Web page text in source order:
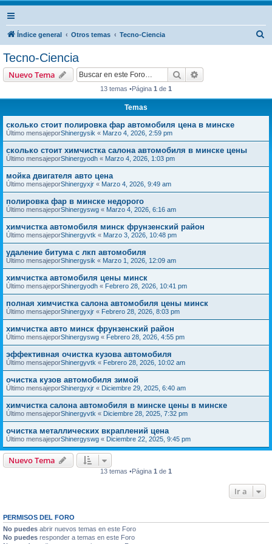
Índice general Otros temas Tecno-Ciencia
Tecno-Ciencia
Nuevo Tema Buscar
13 temas •Página 1 de 1
Temas
сколько стоит полировка фар автомобиля цена в минске
Último mensajeporShinergysik « Marzo 4, 2026, 2:59 pm
сколько стоит химчистка салона автомобиля в минске цены
Último mensajeporShinergyodh « Marzo 4, 2026, 1:03 pm
мойка двигателя авто цена
Último mensajeporShinergyxjr « Marzo 4, 2026, 9:49 am
полировка фар в минске недорого
Último mensajeporShinergyswg « Marzo 4, 2026, 6:16 am
химчистка автомобиля минск фрунзенский район
Último mensajeporShinergyvtk « Marzo 3, 2026, 10:48 pm
удаление битума с лкп автомобиля
Último mensajeporShinergysik « Marzo 1, 2026, 12:09 am
химчистка автомобиля цены минск
Último mensajeporShinergyodh « Febrero 28, 2026, 10:41 pm
полная химчистка салона автомобиля цены минск
Último mensajeporShinergyxjr « Febrero 28, 2026, 8:03 pm
химчистка авто минск фрунзенский район
Último mensajeporShinergyswg « Febrero 28, 2026, 4:55 pm
эффективная очистка кузова автомобиля
Último mensajeporShinergyvtk « Febrero 28, 2026, 10:02 am
очистка кузов автомобиля зимой
Último mensajeporShinergyxjr « Diciembre 29, 2025, 6:40 am
химчистка салона автомобиля в минске цены в минске
Último mensajeporShinergyvtk « Diciembre 28, 2025, 7:32 pm
очистка металлических вкраплений цена
Último mensajeporShinergyswg « Diciembre 22, 2025, 9:45 pm
Nuevo Tema
13 temas •Página 1 de 1
Ir a
PERMISOS DEL FORO
No puedes abrir nuevos temas en este Foro
No puedes responder a temas en este Foro